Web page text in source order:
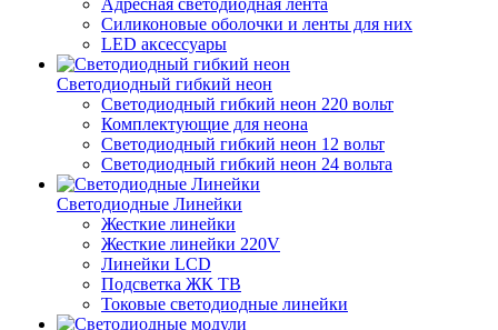
Адресная светодиодная лента
Силиконовые оболочки и ленты для них
LED аксессуары
Светодиодный гибкий неон
Светодиодный гибкий неон 220 вольт
Комплектующие для неона
Светодиодный гибкий неон 12 вольт
Светодиодный гибкий неон 24 вольта
Светодиодные Линейки
Жесткие линейки
Жесткие линейки 220V
Линейки LCD
Подсветка ЖК ТВ
Токовые светодиодные линейки